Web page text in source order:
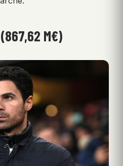
(867,62 M€)